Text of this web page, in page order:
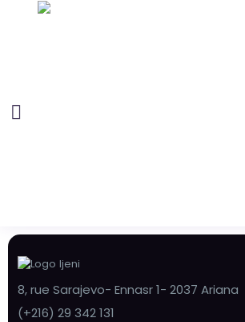
8, rue Sarajevo- Ennasr 1- 2037 Ariana
(+216) 29 342 131